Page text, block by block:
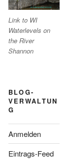
Link to WI
Waterlevels on
the River
Shannon
BLOG-
VERWALTUN
G
Anmelden
Eintrags-Feed